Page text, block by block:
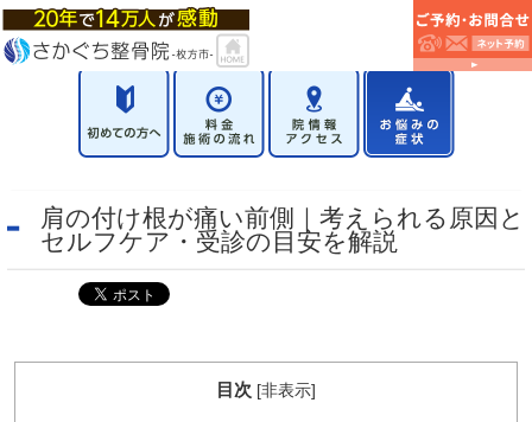
肩の付け根が痛い前側｜考えられる原因と
セルフケア・受診の目安を解説
目次 [非表示]